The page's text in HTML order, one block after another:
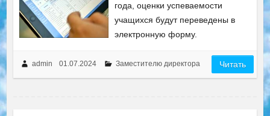
года, оценки успеваемости
учащихся будут переведены в
электронную форму.
admin 01.07.2024 Заместителю директора Читать